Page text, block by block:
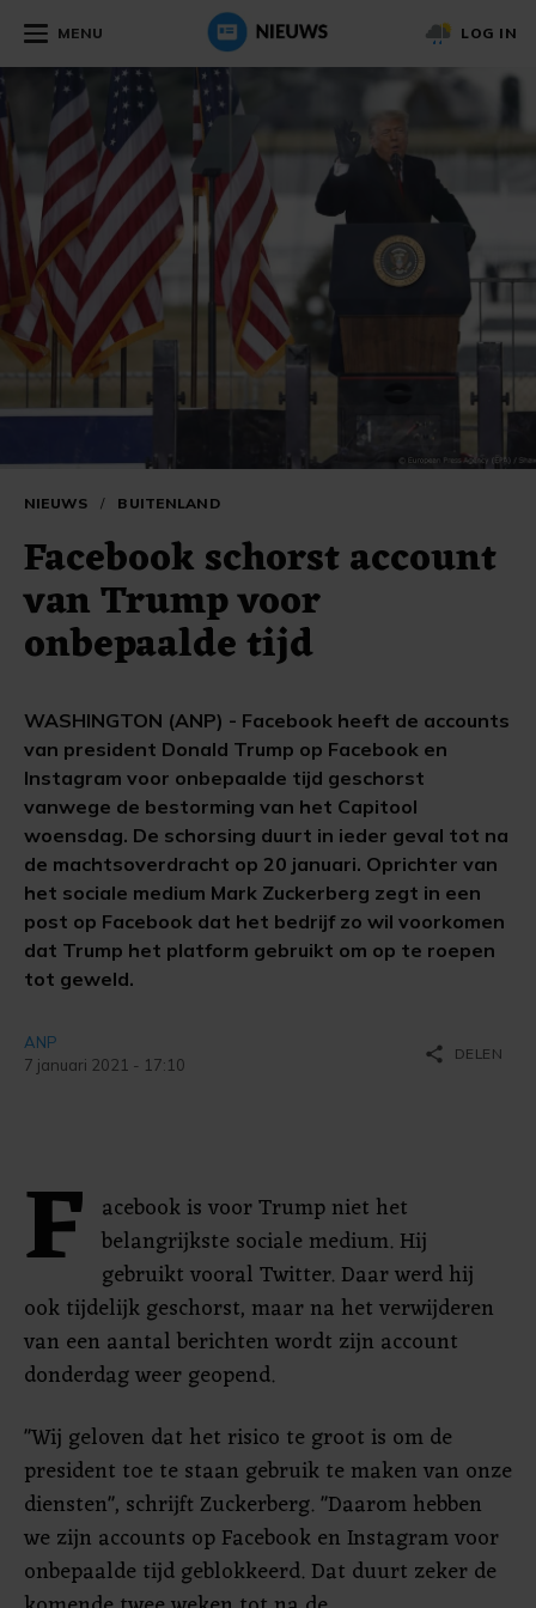
MENU LOG IN
NIEUWS / BUITENLAND
Facebook schorst account
van Trump voor
onbepaalde tijd
WASHINGTON (ANP) - Facebook heeft de accounts
van president Donald Trump op Facebook en
Instagram voor onbepaalde tijd geschorst
vanwege de bestorming van het Capitool
woensdag. De schorsing duurt in ieder geval tot na
de machtsoverdracht op 20 januari. Oprichter van
het sociale medium Mark Zuckerberg zegt in een
post op Facebook dat het bedrijf zo wil voorkomen
dat Trump het platform gebruikt om op te roepen
tot geweld.
ANP
7 januari 2021 - 17:10
share DELEN
F acebook is voor Trump niet het
belangrijkste sociale medium. Hij
gebruikt vooral Twitter. Daar werd hij
ook tijdelijk geschorst, maar na het verwijderen
van een aantal berichten wordt zijn account
donderdag weer geopend.
"Wij geloven dat het risico te groot is om de
president toe te staan gebruik te maken van onze
diensten", schrijft Zuckerberg. "Daarom hebben
we zijn accounts op Facebook en Instagram voor
onbepaalde tijd geblokkeerd. Dat duurt zeker de